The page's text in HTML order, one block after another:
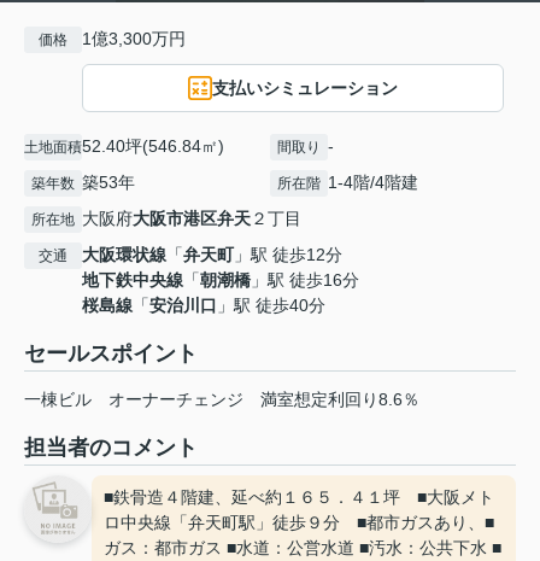
価格 1億3,300万円
支払いシミュレーション
土地面積52.40坪(546.84㎡) 間取り -
築年数 築53年 所在階 1-4階/4階建
所在地 大阪府大阪市港区弁天２丁目
交通 大阪環状線 「弁天町」駅 徒歩12分
地下鉄中央線 「朝潮橋 」駅 徒歩16分
桜島線 「安治川口 」駅 徒歩40分
セールスポイント
一棟ビル オーナーチェンジ 満室想定利回り8.6％
担当者のコメント
■鉄骨造４階建、延べ約１６５．４１坪 ■大阪メト
ロ中央線「弁天町駅」徒歩９分 ■都市ガスあり、■
ガス：都市ガス ■水道：公営水道 ■汚水：公共下水 ■